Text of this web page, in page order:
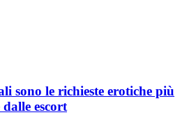
sono le richieste erotiche più
escort